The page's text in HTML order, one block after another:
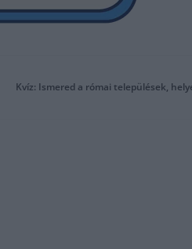
Kvíz: Ismered a római települések,